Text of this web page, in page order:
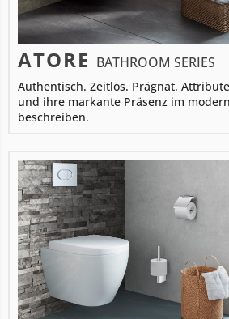
ATORE BATHROOM SERIES
Authentisch. Zeitlos. Prägnat.
und ihre markante Präsenz im
beschreiben.